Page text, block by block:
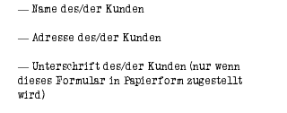
— Name des/der Kunden
— Adresse des/der Kunden
— Unterschrift des/der Kunden (nur wenn
dieses Formular in Papierform zugestellt
wird)